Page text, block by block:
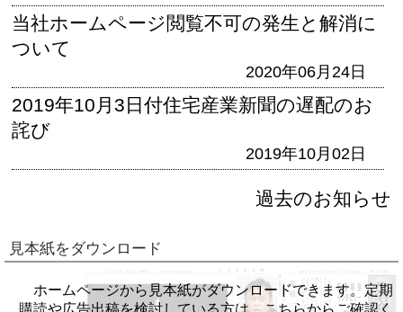
当社ホームページ閲覧不可の発生と解消に
ついて
2020年06月24日
2019年10月3日付住宅産業新聞の遅配のお
詫び
2019年10月02日
過去のお知らせ
見本紙をダウンロード
ホームページから見本紙がダウンロードできます。定期
購読や広告出稿を検討している方は、こちらからご確認く